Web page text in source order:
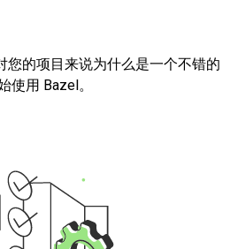
您的项目来说为什么是一个不错的
使用 Bazel。